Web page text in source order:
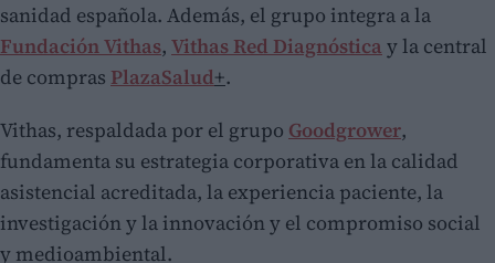
sanidad española. Además, el grupo integra a la
Fundación Vithas, Vithas Red Diagnóstica y la central
de compras PlazaSalud+.
Vithas, respaldada por el grupo Goodgrower,
fundamenta su estrategia corporativa en la calidad
asistencial acreditada, la experiencia paciente, la
investigación y la innovación y el compromiso social
y medioambiental.